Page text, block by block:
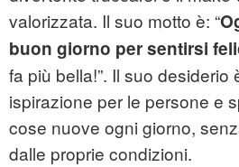
valorizzata. Il suo motto è: “
buon giorno per sentirsi
fa più bella!”. Il suo desiderio
ispirazione per le persone e
cose nuove ogni giorno,
dalle proprie condizioni.